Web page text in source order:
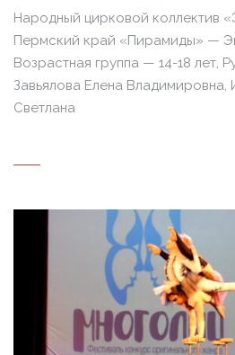
Народный цирковой коллектив
Пермский край «Пирамиды» —
Возрастная группа — 14-18 лет,
Завьялова Елена Владимировна,
Светлана